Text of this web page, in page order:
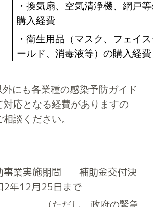
・換気扇、空気清浄機、網戸
購入経費
・衛生用品（マスク、フェイ
ールド、消毒液等）の購入経費
にも各業種の感染予防ガイド
対応となる経費がありますの
談ください。
事業実施期間
補助金交付決
2年12月25日まで
（ただし、政府の緊急